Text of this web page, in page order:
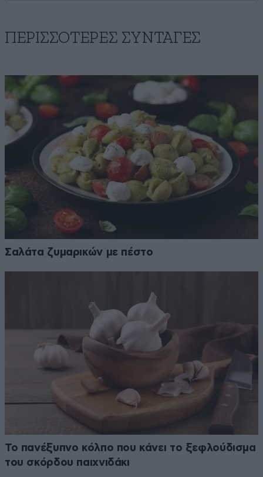
ΠΕΡΙΣΣΟΤΕΡΕΣ ΣΥΝΤΑΓΕΣ
Σαλάτα ζυμαρικών με πέστο
Το πανέξυπνο κόλπο που κάνει το ξεφλούδισμα
του σκόρδου παιχνιδάκι